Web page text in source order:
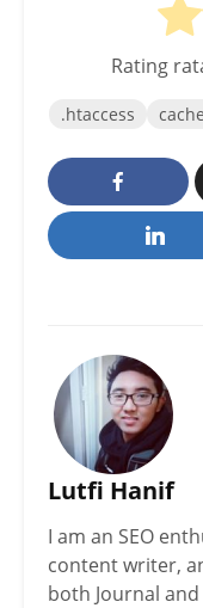
Rating
.htaccess cache
Lutfi Hanif
I am an SEO
content writer,
both Journal